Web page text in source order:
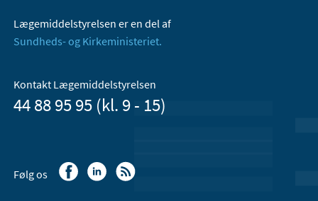
Lægemiddelstyrelsen er en del af
Sundheds- og Kirkeministeriet.
Kontakt Lægemiddelstyrelsen
44 88 95 95 (kl. 9 - 15)
Følg os